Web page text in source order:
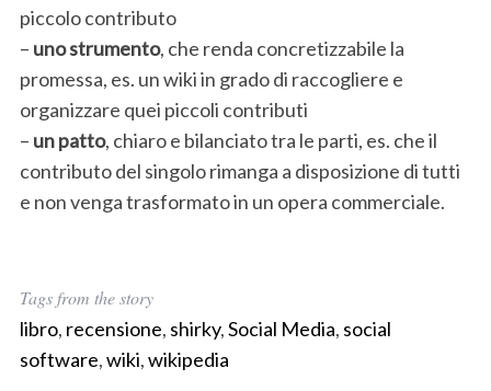
piccolo contributo
– uno strumento, che renda concretizzabile la
promessa, es. un wiki in grado di raccogliere e
organizzare quei piccoli contributi
– un patto, chiaro e bilanciato tra le parti, es. che il
contributo del singolo rimanga a disposizione di tutti
e non venga trasformato in un opera commerciale.
Tags from the story
libro, recensione, shirky,Social Media, social
software,wiki,wikipedia
f
o
r
: